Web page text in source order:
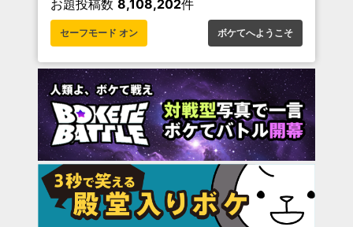
お題投稿数 8,108,202件
セーフモード オン ボケてへようこそ